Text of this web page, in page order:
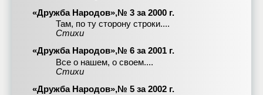
«Дружба Народов»,№ 3 за 2000 г.
Там, по ту сторону строки....
Стихи
«Дружба Народов»,№ 6 за 2001 г.
Все о нашем, о своем....
Стихи
«Дружба Народов»,№ 5 за 2002 г.